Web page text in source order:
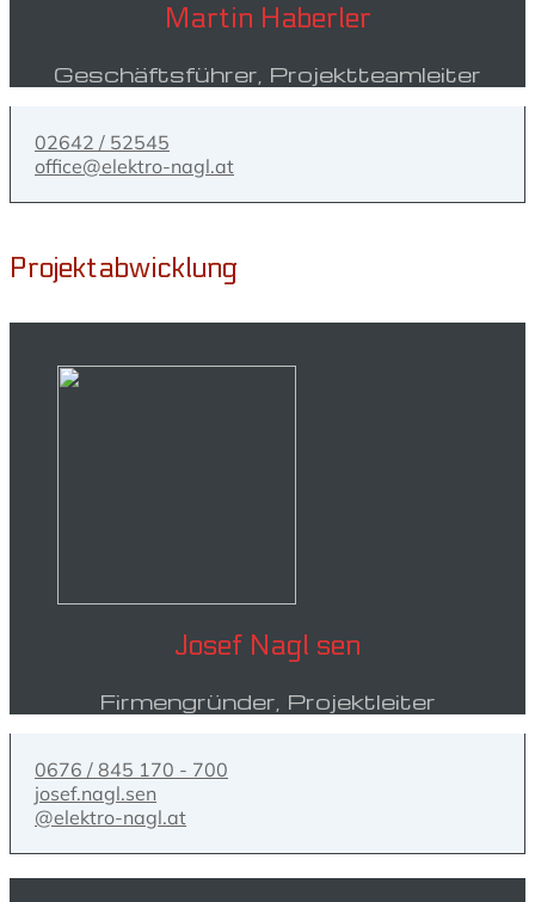
Martin Haberler
Geschäftsführer, Projektteamleiter
02642 / 52545
office@elektro-nagl.at
Projektabwicklung
Josef Nagl sen
Firmengründer, Projektleiter
0676 / 845 170 - 700
josef.nagl.sen
@elektro-nagl.at